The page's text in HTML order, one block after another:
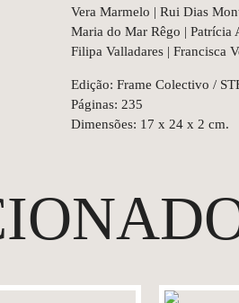
Vera Marmelo | Rui Dias
Maria do Mar Rêgo | Patrícia
Filipa Valladares | Francisca
Edição: Frame Colectivo /
Páginas: 235
Dimensões: 17 x 24 x 2 cm.